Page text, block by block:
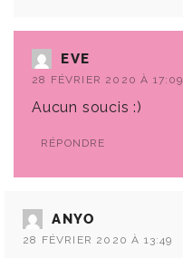
EVE
28 FÉVRIER 2020 À 17:09
Aucun soucis :)
RÉPONDRE
ANYO
28 FÉVRIER 2020 À 13:49